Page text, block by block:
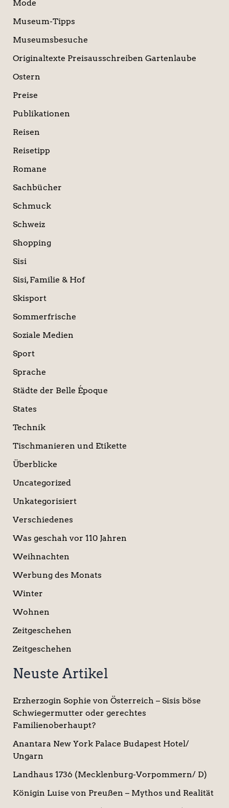
Mode
Museum-Tipps
Museumsbesuche
Originaltexte Preisausschreiben Gartenlaube
Ostern
Preise
Publikationen
Reisen
Reisetipp
Romane
Sachbücher
Schmuck
Schweiz
Shopping
Sisi
Sisi, Familie & Hof
Skisport
Sommerfrische
Soziale Medien
Sport
Sprache
Städte der Belle Époque
States
Technik
Tischmanieren und Etikette
Überblicke
Uncategorized
Unkategorisiert
Verschiedenes
Was geschah vor 110 Jahren
Weihnachten
Werbung des Monats
Winter
Wohnen
Zeitgeschehen
Zeitgeschehen
Neuste Artikel
Erzherzogin Sophie von Österreich – Sisis böse
Schwiegermutter oder gerechtes
Familienoberhaupt?
Anantara New York Palace Budapest Hotel/
Ungarn
Landhaus 1736 (Mecklenburg-Vorpommern/ D)
Königin Luise von Preußen – Mythos und Realität